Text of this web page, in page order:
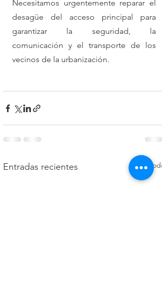
Necesitamos urgentemente reparar el
desagüe del acceso principal para
garantizar la seguridad, la
comunicación y el transporte de los
vecinos de la urbanización.
Entradas recientes Ver todo